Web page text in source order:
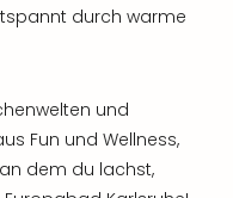
durch warme
und
Fun und Wellness,
dem du lachst,